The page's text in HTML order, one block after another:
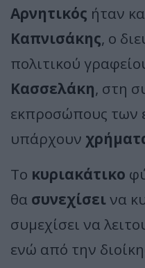
Αρνητικός ήταν
Καπνισάκης, ο
πολιτικού
Κασσελάκη, στη
εκπροσώπους των
υπάρχουν
Το κυριακάτικο
θα συνεχίσεινα
συμεχίσει να
ενώ από την